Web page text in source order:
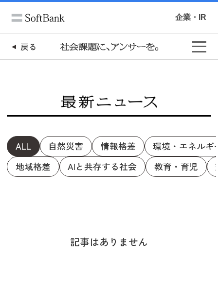
企業・IR
戻る
ALL 自然災害 情報格差
環境・エネルギ
地域格差
AIと共存する社会 教育・育児
記事はありません